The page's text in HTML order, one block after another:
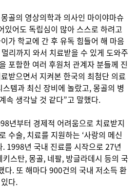
골의 영상의학과 의사인 마이야마슈
있어도 독립심이 많아 스스로 하려고
가 학교에 간 후 유독 힘들어 해 마음
리까지 와서 치료받을 수 있게 도와주
포함한 여러 후원처 관계자 분들께 진
받으면서 지켜본 한국의 최첨단 의료
템과 최신 장비에 놀랐고, 몽골의 병
속 생각날 것 같다”고 말했다.
년부터 경제적 어려움으로 치료받지
수술, 치료를 지원하는 ‘사랑의 메신
. 1998년 국내 진료를 시작으로 27년
스탄, 몽골, 네팔, 방글라데시 등의 국
다. 또 해마다 900건의 국내 저소득 환
다.